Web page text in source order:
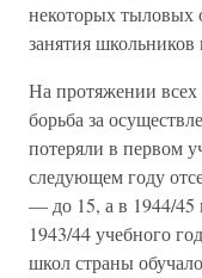
некоторых тыловых
занятия
На протяжении всех
борьба за
потеряли в первом
следующем году
— до 15, а в 1944/
1943/44 учебного
школ страны